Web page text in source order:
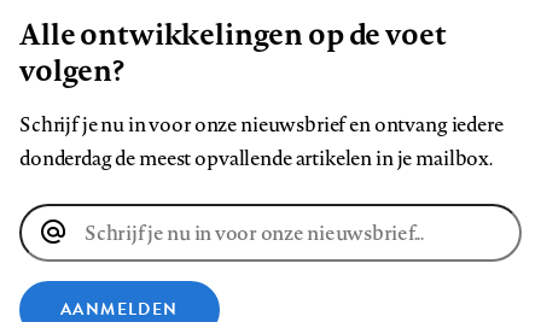
Alle ontwikkelingen op de voet
volgen?
Schrijf je nu in voor onze nieuwsbrief en ontvang iedere
donderdag de meest opvallende artikelen in je mailbox.
E-
AANMELDEN